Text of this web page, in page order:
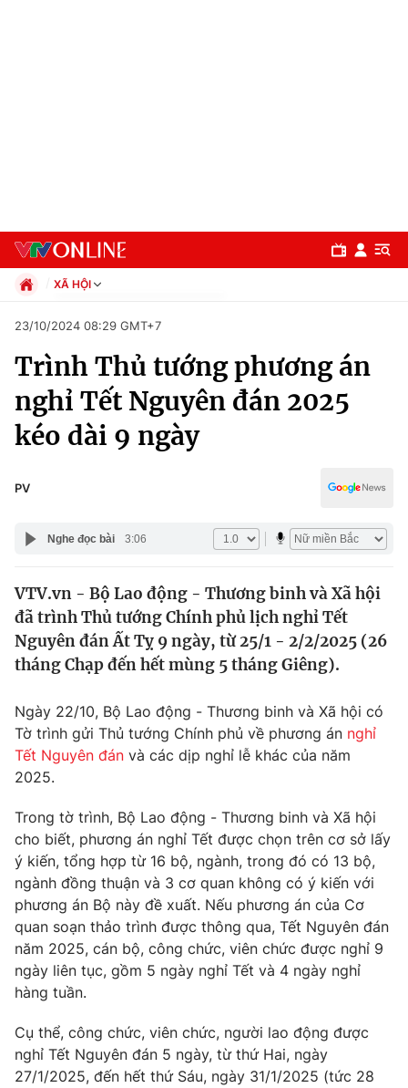
Chuyên mục
Chính trị
Thế giới
Tin tức
Câu chuyện quốc tế
Kinh tế
Tài chính
Thị trường
Góc doanh nghiệp
Dữ liệu và đời sống
Truyền hình
Phim VTV
Hậu trường
Nhân vật
Khán giả
Giải sao mai
Giải trí
Điện ảnh
Âm nhạc
Sao
Đời sống
Du lịch
Làm đẹp
Chất lượng cuộc sống
Giáo dục
Tuyển sinh
Công nghệ
Hitech Công nghệ tương lai
Sản phẩm
Giao lưu trực tuyến
XÃ HỘI
Xã hội
Pháp luật
Thể thao
Truyền hình
Văn hóa - Giải trí
Giáo dục
23/10/2024 08:29 GMT+7
Trình Thủ tướng phương án
nghỉ Tết Nguyên đán 2025
kéo dài 9 ngày
PV
Nghe đọc bài 3:06
VTV.vn - Bộ Lao động - Thương binh và Xã hội
đã trình Thủ tướng Chính phủ lịch nghỉ Tết
Nguyên đán Ất Tỵ 9 ngày, từ 25/1 - 2/2/2025 (26
tháng Chạp đến hết mùng 5 tháng Giêng).
Ngày 22/10, Bộ Lao động - Thương binh và Xã hội có
Tờ trình gửi Thủ tướng Chính phủ về phương án nghỉ
Tết Nguyên đán và các dịp nghỉ lễ khác của năm
2025.
Trong tờ trình, Bộ Lao động - Thương binh và Xã hội
cho biết, phương án nghỉ Tết được chọn trên cơ sở lấy
ý kiến, tổng hợp từ 16 bộ, ngành, trong đó có 13 bộ,
ngành đồng thuận và 3 cơ quan không có ý kiến với
phương án Bộ này đề xuất. Nếu phương án của Cơ
quan soạn thảo trình được thông qua, Tết Nguyên đán
năm 2025, cán bộ, công chức, viên chức được nghỉ 9
ngày liên tục, gồm 5 ngày nghỉ Tết và 4 ngày nghỉ
hàng tuần.
Cụ thể, công chức, viên chức, người lao động được
nghỉ Tết Nguyên đán 5 ngày, từ thứ Hai, ngày
27/1/2025, đến hết thứ Sáu, ngày 31/1/2025 (tức 28